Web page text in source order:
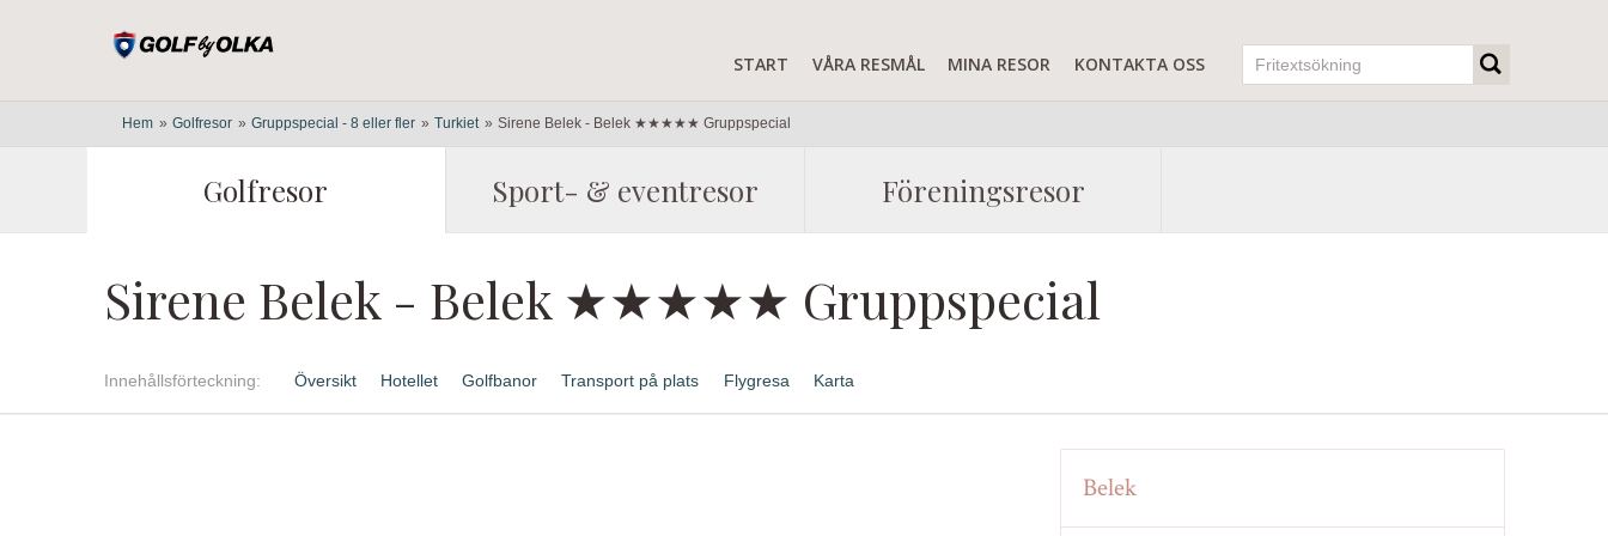
START VÅRA RESMÅL MINA RESOR KONTAKTA OSS
Hem » Golfresor » Gruppspecial - 8 eller fler » Turkiet » Sirene Belek - Belek ★★★★★ Gruppspecial
Golfresor Sport- & eventresor Föreningsresor
Sirene Belek - Belek ★★★★★ Gruppspecial
Innehållsförteckning Översikt Hotellet Golfbanor Transport på plats Flygresa Karta
Belek